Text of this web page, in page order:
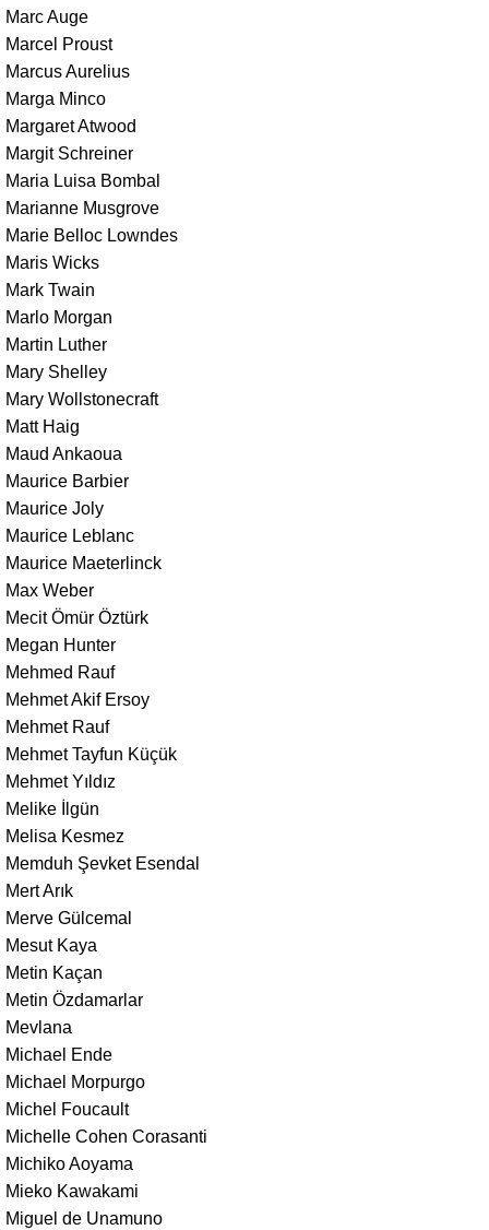
Marc Auge
Marcel Proust
Marcus Aurelius
Marga Minco
Margaret Atwood
Margit Schreiner
Maria Luisa Bombal
Marianne Musgrove
Marie Belloc Lowndes
Maris Wicks
Mark Twain
Marlo Morgan
Martin Luther
Mary Shelley
Mary Wollstonecraft
Matt Haig
Maud Ankaoua
Maurice Barbier
Maurice Joly
Maurice Leblanc
Maurice Maeterlinck
Max Weber
Mecit Ömür Öztürk
Megan Hunter
Mehmed Rauf
Mehmet Akif Ersoy
Mehmet Rauf
Mehmet Tayfun Küçük
Mehmet Yıldız
Melike İlgün
Melisa Kesmez
Memduh Şevket Esendal
Mert Arık
Merve Gülcemal
Mesut Kaya
Metin Kaçan
Metin Özdamarlar
Mevlana
Michael Ende
Michael Morpurgo
Michel Foucault
Michelle Cohen Corasanti
Michiko Aoyama
Mieko Kawakami
Miguel de Unamuno